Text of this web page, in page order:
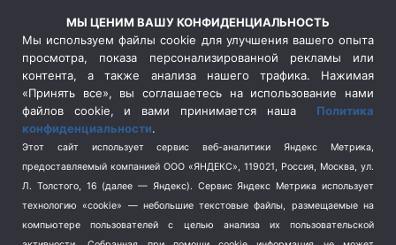
(510)
Сельское хозяйство (3)
Социальная политика
(3)
Спецоперация в Украине
Спецоперация на Украине
(404)
Спорт (740)
Терроризм (1)
Транспорт (262)
Туризм (178)
МЫ ЦЕНИМ ВАШУ КОНФИДЕНЦИАЛЬНОСТЬ
Мы используем файлы cookie для улучшения вашего опыта
просмотра, показа персонализированной рекламы или
контента, а также анализа нашего трафика. Нажимая
«Принять все», вы соглашаетесь на использование нами
файлов cookie, и вами принимается наша Политика
конфиденциальности.
Этот сайт использует сервис веб-аналитики Яндекс Метрика,
предоставляемый компанией ООО «ЯНДЕКС», 119021, Россия, Москва, ул.
Л. Толстого, 16 (далее — Яндекс). Сервис Яндекс Метрика использует
технологию «cookie» — небольшие текстовые файлы, размещаемые на
компьютере пользователей с целью анализа их пользовательской